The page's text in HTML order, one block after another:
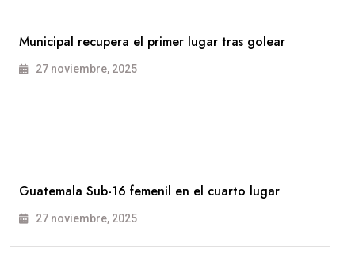
Municipal recupera el primer lugar tras golear
27 noviembre, 2025
Guatemala Sub-16 femenil en el cuarto lugar
27 noviembre, 2025